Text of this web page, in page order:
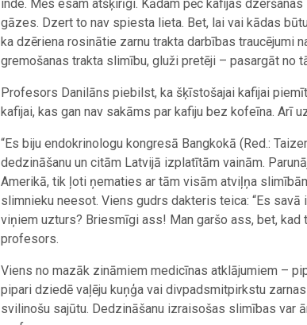
inde. Mēs esam atšķirīgi. Kādam pēc kafijas
gāzes. Dzert to nav spiesta lieta. Bet, lai vai kādas
ka dzēriena rosinātie zarnu trakta darbības traucējumi
gremošanas trakta slimību, gluži pretēji – pasargāt no
Profesors Danilāns piebilst, ka šķīstošajai kafijai
kafijai, kas gan nav sakāms par kafiju bez kofeīna. Arī
“Es biju endokrinologu kongresā Bangkokā (Red.:
dedzināšanu un citām Latvijā izplatītām vainām.
Amerikā, tik ļoti ņematies ar tām visām atviļņa
slimnieku neesot. Viens gudrs dakteris teica: “Es
viņiem uzturs? Briesmīgi ass! Man garšo ass, bet, kad
profesors.
Viens no mazāk zināmiem medicīnas atklājumiem –
pipari dziedē vaļēju kuņģa vai divpadsmitpirkstu
svilinošu sajūtu. Dedzināšanu izraisošas slimības var